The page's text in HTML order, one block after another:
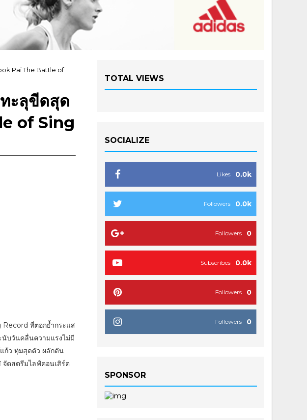
Pai The Battle of
ะลุขีดสุด
of Sing
ที่ตอกย้ำกระแส
บวันคลื่นความแรงไม่มี
ก้ว ทุ่มสุดตัว ผลักดัน
จัดสตรีมไลฟ์คอนเสิร์ต
TOTAL VIEWS
SOCIALIZE
0.0k
Likes
0.0k
Followers
0
Followers
0.0k
Subscribes
0
Followers
0
Followers
SPONSOR